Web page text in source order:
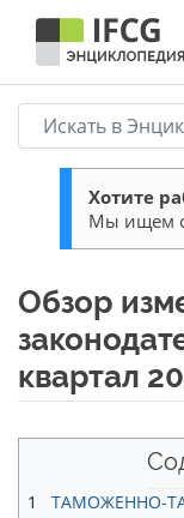
Хотите
Мы ищем
Обзор
квартал
Перейти к:
1
ТАМОЖЕННО-